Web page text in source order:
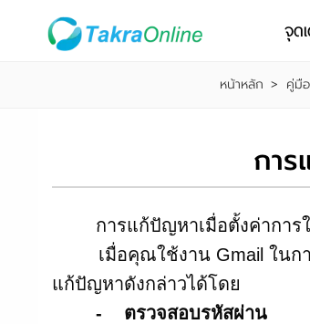
จุด
หน้าหลัก > คู่มื
กา
การแก้ปัญหาเมื่อตั้งค่าการใช้
เมื่อคุณใช้งาน Gmail ในการ
แก้ปัญหาดังกล่าวได้โดย
- ตรวจสอบรหัสผ่าน